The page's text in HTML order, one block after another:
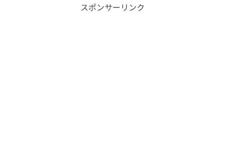
スポンサーリンク